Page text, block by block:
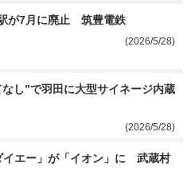
が7月に廃止　筑豊電鉄
(2026/5/28)
し”で羽田に大型サイネージ内蔵
(2026/5/28)
エー」が「イオン」に　武蔵村